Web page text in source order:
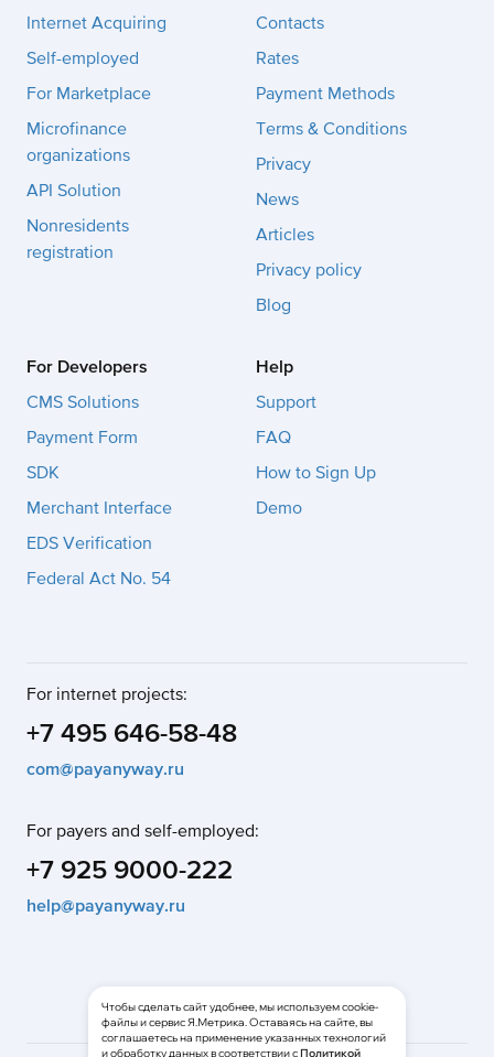
Internet Acquiring
Self-employed
For Marketplace
Microfinance
organizations
API Solution
Nonresidents
registration
Contacts
Rates
Payment Methods
Terms & Conditions
Privacy
News
Articles
Privacy policy
Blog
For Developers
CMS Solutions
Payment Form
SDK
Merchant Interface
EDS Verification
Federal Act No. 54
Help
Support
FAQ
How to Sign Up
Demo
For internet projects:
+7 495 646-58-48
com@payanyway.ru
For payers and self-employed:
+7 925 9000-222
help@payanyway.ru
Чтобы сделать сайт удобнее, мы используем cookie-
файлы и сервис Я.Метрика. Оставаясь на сайте, вы
соглашаетесь на применение указанных технологий
и обработку данных в соответствии сПолитикой